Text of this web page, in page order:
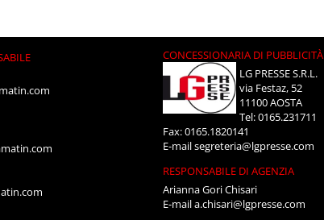
CONCESSIONARIA DI PUBBLICITÀ
LG PRESSE S.R.L.
via Festaz, 52
11100 AOSTA
Tel: 0165.231711
Fax: 0165.1820141
E-mailsegreteria@lgpresse.com
RESPONSABILE DI AGENZIA
Arianna Gori Chisari
E-maila.chisari@lgpresse.com